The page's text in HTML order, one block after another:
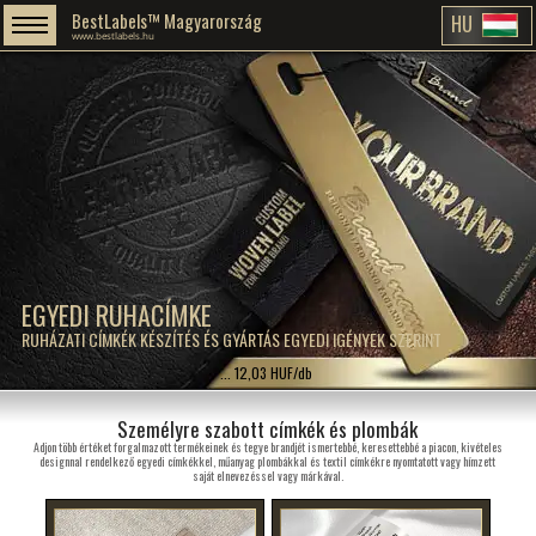
EGYEDI RUHACÍMKE
RUHÁZATI CÍMKÉK KÉSZÍTÉS ÉS GYÁRTÁS EGYEDI IGÉNYEK SZERINT
BestLabels™ Magyarország
www.bestlabels.hu HU
... 12,03 HUF/db
Személyre szabott címkék és plombák
Adjon több értéket forgalmazott termékeinek és tegye brandjét ismertebbé, keresettebbé a piacon, kivételes
designnal rendelkező egyedi címkékkel, műanyag plombákkal és textil címkékre nyomtatott vagy hímzett
saját elnevezéssel vagy márkával.